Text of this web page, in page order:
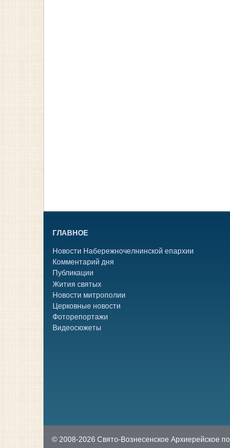
ГЛАВНОЕ
Новости Набережночелнинской епархии
Комментарий дня
Публикации
Жития святых
Новости митрополии
Церковные новости
Фоторепортажи
Видеосюжеты
© 2008-2026 Свято-Вознесенское Архиерейское